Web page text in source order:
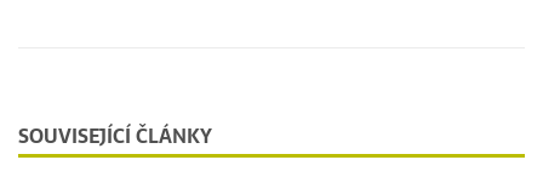
SOUVISEJÍCÍ ČLÁNKY